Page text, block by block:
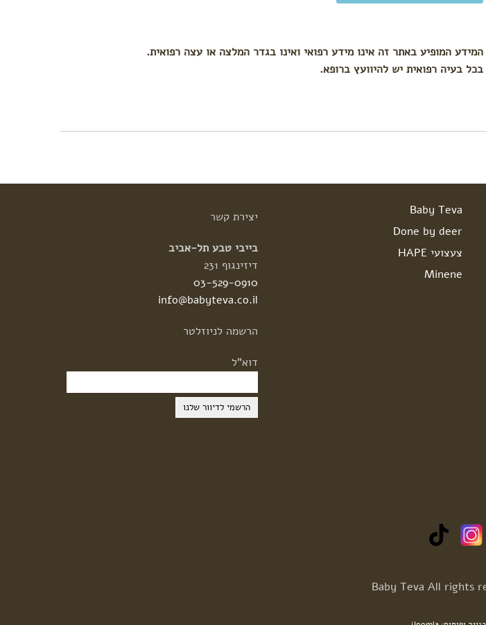
המידע המופיע באתר זה אינו מידע רפואי ואינו בגדר המלצה או עצה רפואית.
בכל בעיה רפואית יש להיוועץ ברופא.
Baby Teva
Done by deer
צעצועי HAPE
Minene
יצירתקשר
בייבי טבע תל-אביב
דיזינגוף 231
03-529-0910
info@babyteva.co.il
הרשמה לניוזלטר
דוא"ל